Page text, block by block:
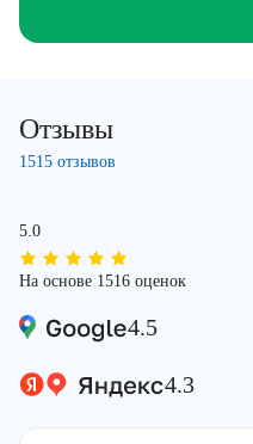
Отзывы
1515 отзывов
5.0
На основе 1516 оценок
4.5
4.3